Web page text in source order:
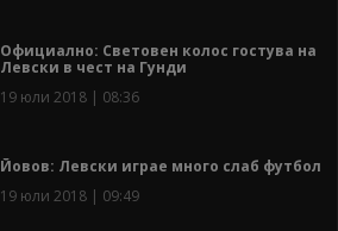
Официално: Световен колос гостува на
Левски в чест на Гунди
19 юли 2018 | 08:36
Йовов: Левски играе много слаб футбол
19 юли 2018 | 09:49